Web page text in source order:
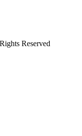
Reserved